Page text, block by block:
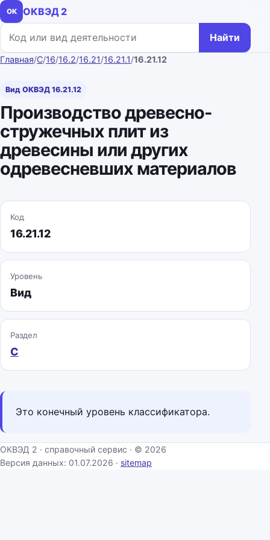
ОК
ОКВЭД 2
Поиск по коду или названию
Найти
Главная/C/16/16.2/16.21/16.21.1/16.21.12
Вид ОКВЭД 16.21.12
Производство древесно-
стружечных плит из
древесины или других
одревесневших материалов
Код
16.21.12
Уровень
Вид
Раздел
C
Это конечный уровень классификатора.
ОКВЭД 2 · справочный сервис · © 2026
Версия данных: 01.07.2026 · sitemap